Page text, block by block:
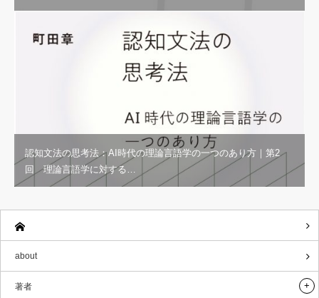
認知文法の思考法：AI時代の理論言語学の一つのあり方｜第2
回 理論言語学に対する…
about
著者